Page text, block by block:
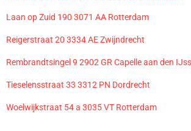
Laan op Zuid 190 3071 AA Rotterdam
Reigerstraat 20 3334 AE Zwijndrecht
Rembrandtsingel 9 2902 GR Capelle aan den
Tieselensstraat 33 3312 PN Dordrecht
Woelwijkstraat 54 a 3035 VT Rotterdam